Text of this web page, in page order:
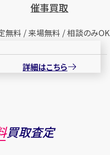
催事買取
無料 / 来場無料 / 相談のみOK
詳細はこちら
買取査定